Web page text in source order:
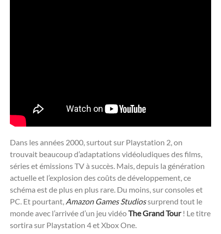
Dans les années 2000, surtout sur Playstation 2, on
trouvait beaucoup d’adaptations vidéoludiques des films,
séries et émissions TV à succès. Mais, depuis la génération
actuelle et l’explosion des coûts de développement, ce
schéma est de plus en plus rare. Du moins, sur consoles et
PC. Et pourtant, Amazon Games Studiossurprend tout le
monde avec l’arrivée d’un jeu vidéoThe Grand Tour! Le titre
sortira sur Playstation 4 et Xbox One.